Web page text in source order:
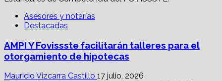
Asesores y notarías
Destacadas
AMPI Y Fovissste facilitarán talleres para el
otorgamiento de hipotecas
Mauricio Vizcarra Castillo 17 julio, 2026